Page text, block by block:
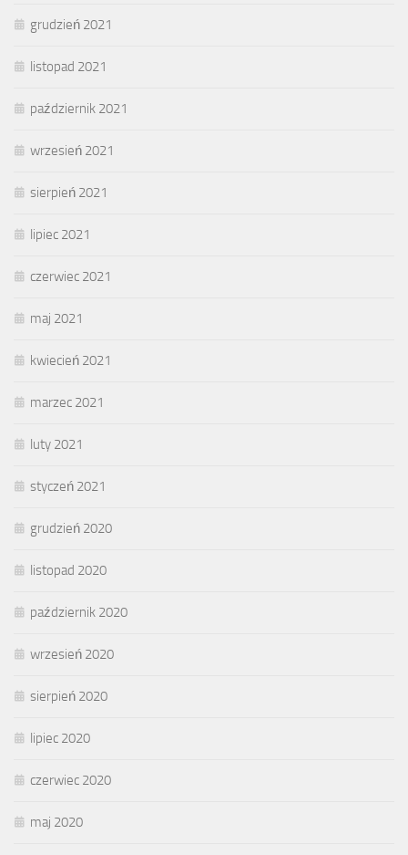
grudzień 2021
listopad 2021
październik 2021
wrzesień 2021
sierpień 2021
lipiec 2021
czerwiec 2021
maj 2021
kwiecień 2021
marzec 2021
luty 2021
styczeń 2021
grudzień 2020
listopad 2020
październik 2020
wrzesień 2020
sierpień 2020
lipiec 2020
czerwiec 2020
maj 2020